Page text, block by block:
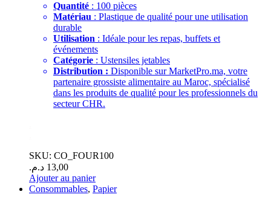
Quantité : 100 pièces
Matériau : Plastique de qualité pour une utilisation
durable
Utilisation : Idéale pour les repas, buffets et
événements
Catégorie : Ustensiles jetables
Distribution : Disponible sur MarketPro.ma, votre
partenaire grossiste alimentaire au Maroc, spécialisé
dans les produits de qualité pour les professionnels du
secteur CHR.
SKU: CO_FOUR100
13,00 د.م.
Ajouter au panier
Consommables, Papier